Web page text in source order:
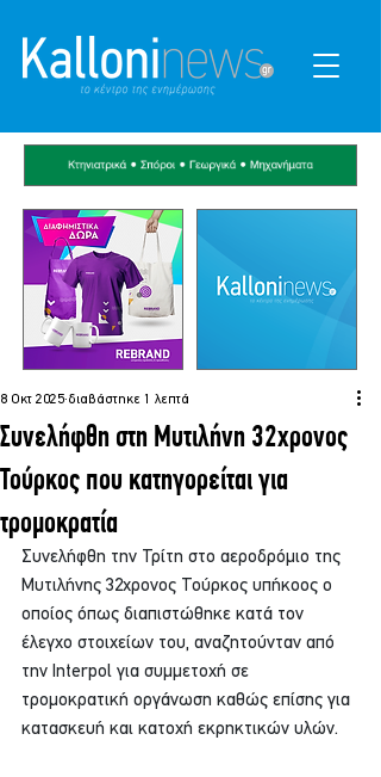
Συνελήφθη στη Μυτιλήνη 32χρονος
Τούρκος που κατηγορείται για
τρομοκρατία
8 Οκτ 2025 διαβάστηκε 1 λεπτά
Συνελήφθη την Τρίτη στο αεροδρόμιο της
Μυτιλήνης 32χρονος Τούρκος υπήκοος ο
οποίος όπως διαπιστώθηκε κατά τον
έλεγχο στοιχείων του, αναζητούνταν από
την Interpol για συμμετοχή σε
τρομοκρατική οργάνωση καθώς επίσης για
κατασκευή και κατοχή εκρηκτικών υλών.